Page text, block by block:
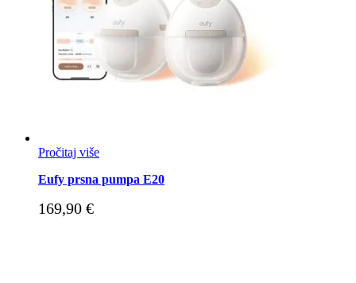
Pročitaj više
Eufy prsna pumpa E20
169,90 €